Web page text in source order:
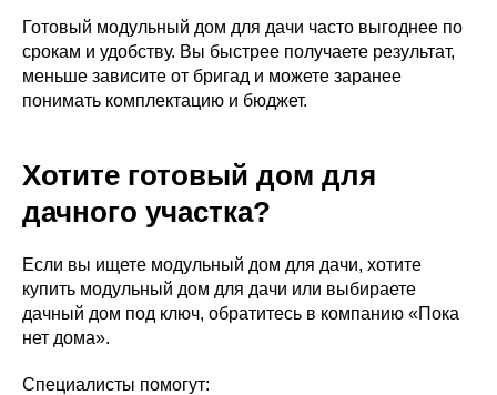
Готовый модульный дом для дачи часто выгоднее по
срокам и удобству. Вы быстрее получаете результат,
меньше зависите от бригад и можете заранее
понимать комплектацию и бюджет.
Хотите готовый дом для
дачного участка?
Если вы ищете модульный дом для дачи, хотите
купить модульный дом для дачи или выбираете
дачный дом под ключ, обратитесь в компанию «Пока
нет дома».
Специалисты помогут: